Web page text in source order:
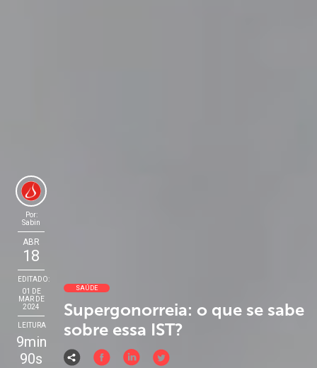
SAÚDE
Supergonorreia: o que se sabe
sobre essa IST?
Por:
Sabin
ABR
18
EDITADO:
01 DE
MAR DE
2024
LEITURA
9min
90s